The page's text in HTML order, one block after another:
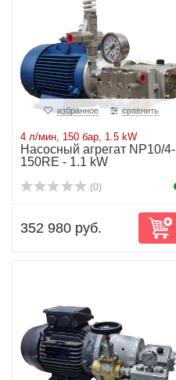
избранное сравнить
4 л/мин, 150 бар, 1.5 kW
Насосный агрегат NP10/4-
150RE - 1.1 kW
(0)
352 980 руб.